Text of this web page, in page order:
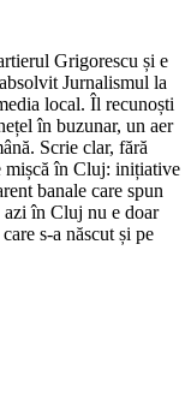
Grigorescu și e
Jurnalismul la
local. Îl recunoști
în buzunar, un aer
Scrie clar, fără
mișcă în Cluj: inițiative
banale care spun
în Cluj nu e doar
s-a născut și pe